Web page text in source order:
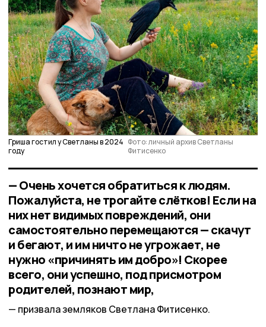
Гриша гостил у Светланы в 2024
году
Фото: личный архив Светланы
Фитисенко
— Очень хочется обратиться к людям.
Пожалуйста, не трогайте слётков! Если на
них нет видимых повреждений, они
самостоятельно перемещаются — скачут
и бегают, и им ничто не угрожает, не
нужно «причинять им добро»! Скорее
всего, они успешно, под присмотром
родителей, познают мир,
призвала земляков Светлана Фитисенко.